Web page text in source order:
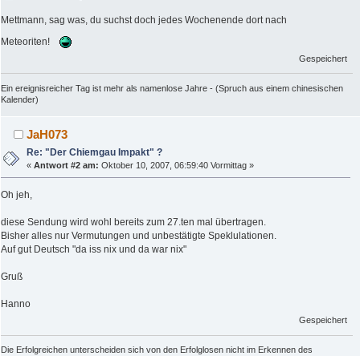
Mettmann, sag was, du suchst doch jedes Wochenende dort nach
Meteoriten!
Gespeichert
Ein ereignisreicher Tag ist mehr als namenlose Jahre - (Spruch aus einem chinesischen
Kalender)
JaH073
Re: "Der Chiemgau Impakt" ?
«Antwort #2 am: Oktober 10, 2007, 06:59:40 Vormittag »
Oh jeh,
diese Sendung wird wohl bereits zum 27.ten mal übertragen.
Bisher alles nur Vermutungen und unbestätigte Speklulationen.
Auf gut Deutsch "da iss nix und da war nix"
Gruß
Hanno
Gespeichert
Die Erfolgreichen unterscheiden sich von den Erfolglosen nicht im Erkennen des